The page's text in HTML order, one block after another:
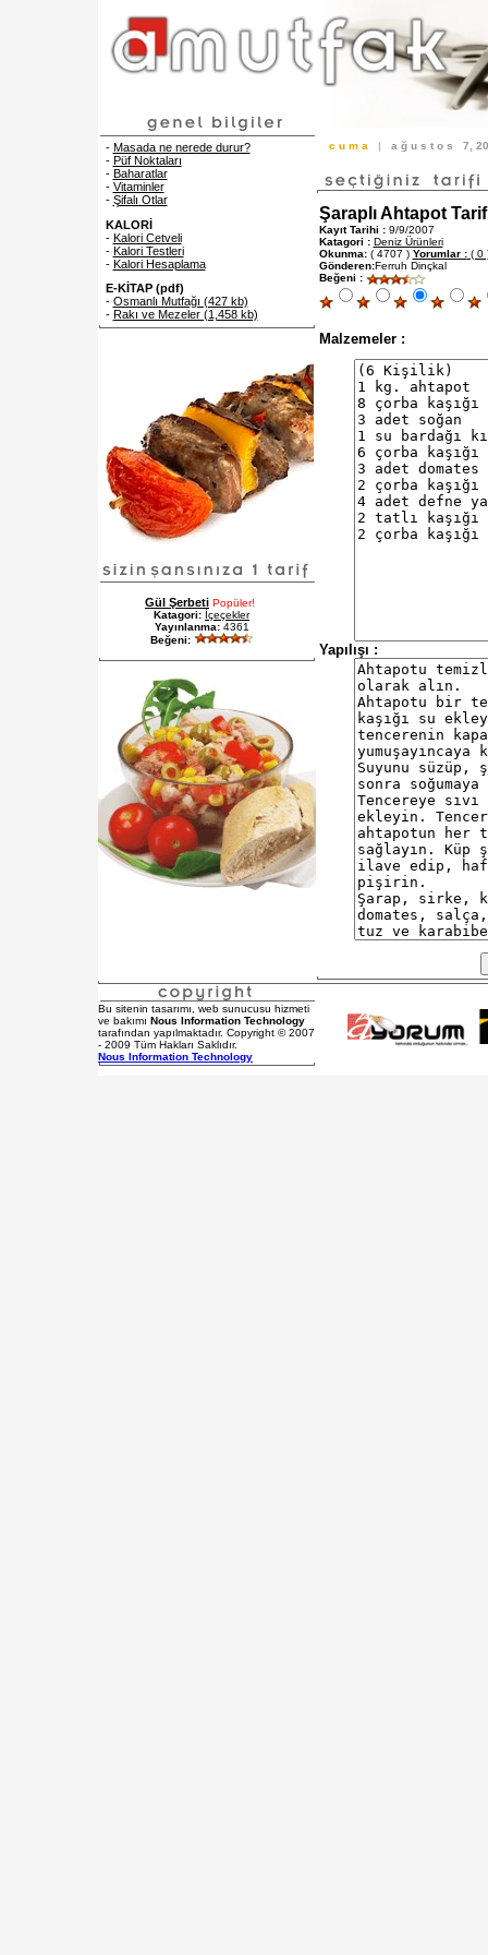
- Masada ne nerede durur?
- Püf Noktaları
- Baharatlar
- Vitaminler
- Şifalı Otlar
KALORİ
- Kalori Cetveli
- Kalori Testleri
- Kalori Hesaplama
E-KİTAP (pdf)
- Osmanlı Mutfağı (427 kb)
- Rakı ve Mezeler (1,458 kb)
Gül Şerbeti Popüler!
Katagori: İçeçekler
Yayınlanma: 4361
Beğeni:
c u m a | a ğ u s t o s 7,
Şaraplı Ahtapot
Kayıt Tarihi :9/9/2007
Katagori : Deniz Ürünleri
Okunma:( 4707 ) Yorumlar :( 0
Gönderen:Ferruh Dinçkal
Beğeni :
Malzemeler :
Yapılışı :
Bu sitenin tasarımı, web sunucusu hizmeti
ve bakımı Nous Information Technology
tarafından yapılmaktadır. Copyright © 2007
- 2009 Tüm Hakları Saklıdır.
Nous Information Technology